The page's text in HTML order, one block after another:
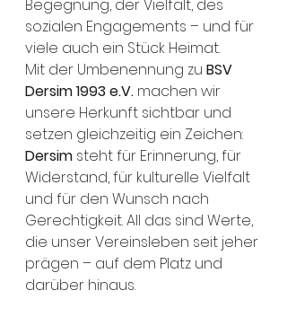
Begegnung, der Vielfalt, des
sozialen Engagements – und für
viele auch ein Stück Heimat.
Mit der Umbenennung zu BSV
Dersim 1993 e.V. machen wir
unsere Herkunft sichtbar und
setzen gleichzeitig ein Zeichen:
Dersim steht für Erinnerung, für
Widerstand, für kulturelle Vielfalt
und für den Wunsch nach
Gerechtigkeit. All das sind Werte,
die unser Vereinsleben seit jeher
prägen – auf dem Platz und
darüber hinaus.